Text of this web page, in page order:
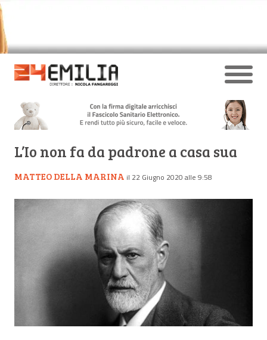
L’Io non fa da padrone a casa sua
MATTEO DELLA MARINA il 22 Giugno 2020 alle 9:58